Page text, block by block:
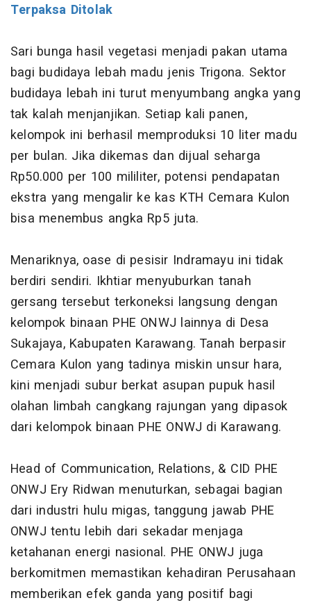
Terpaksa Ditolak
Sari bunga hasil vegetasi menjadi pakan utama
bagi budidaya lebah madu jenis Trigona. Sektor
budidaya lebah ini turut menyumbang angka yang
tak kalah menjanjikan. Setiap kali panen,
kelompok ini berhasil memproduksi 10 liter madu
per bulan. Jika dikemas dan dijual seharga
Rp50.000 per 100 mililiter, potensi pendapatan
ekstra yang mengalir ke kas KTH Cemara Kulon
bisa menembus angka Rp5 juta.
Menariknya, oase di pesisir Indramayu ini tidak
berdiri sendiri. Ikhtiar menyuburkan tanah
gersang tersebut terkoneksi langsung dengan
kelompok binaan PHE ONWJ lainnya di Desa
Sukajaya, Kabupaten Karawang. Tanah berpasir
Cemara Kulon yang tadinya miskin unsur hara,
kini menjadi subur berkat asupan pupuk hasil
olahan limbah cangkang rajungan yang dipasok
dari kelompok binaan PHE ONWJ di Karawang.
Head of Communication, Relations, & CID PHE
ONWJ Ery Ridwan menuturkan, sebagai bagian
dari industri hulu migas, tanggung jawab PHE
ONWJ tentu lebih dari sekadar menjaga
ketahanan energi nasional. PHE ONWJ juga
berkomitmen memastikan kehadiran Perusahaan
memberikan efek ganda yang positif bagi